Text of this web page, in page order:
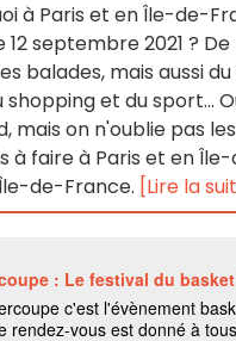
à Paris et en Île-de-
septembre 2021 ?
balades, mais aussi
shopping et du sport...
mais on n'oublie pas
faire à Paris et en Île-
de-France. [Lire la